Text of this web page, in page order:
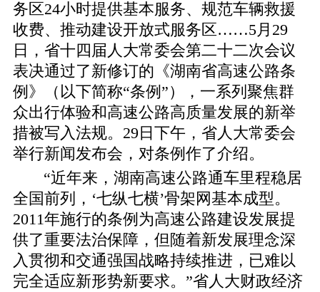
务区24小时提供基本服务、规范车辆救援
收费、推动建设开放式服务区……5月29
日，省十四届人大常委会第二十二次会议
表决通过了新修订的《湖南省高速公路条
例》（以下简称“条例”），一系列聚焦群
众出行体验和高速公路高质量发展的新举
措被写入法规。29日下午，省人大常委会
举行新闻发布会，对条例作了介绍。
“近年来，湖南高速公路通车里程稳居
全国前列，‘七纵七横’骨架网基本成型。
2011年施行的条例为高速公路建设发展提
供了重要法治保障，但随着新发展理念深
入贯彻和交通强国战略持续推进，已难以
完全适应新形势新要求。”省人大财政经济